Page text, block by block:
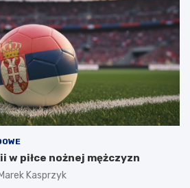
w piłce nożnej mężczyzn
Marek Kasprzyk